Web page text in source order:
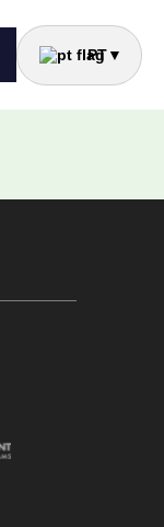
PT▼